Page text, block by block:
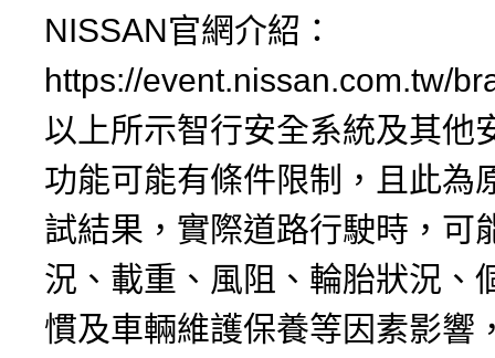
NISSAN官網介紹：
https://event.nissan.com.tw/
以上所示智行安全系統及其他
功能可能有條件限制，且此為
試結果，實際道路行駛時，可
況、載重、風阻、輪胎狀況、
慣及車輛維護保養等因素影響